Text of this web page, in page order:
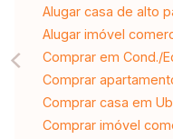
Alugar casa de alto
Alugar imóvel
Comprar em Cond./
Comprar
Comprar casa em
Comprar imóvel